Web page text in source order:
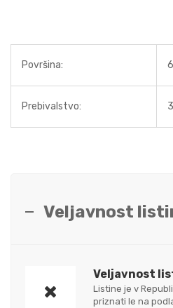
Površina:
Prebivalstvo:
Veljavnost
Veljavnost
Listine je v
priznati le na